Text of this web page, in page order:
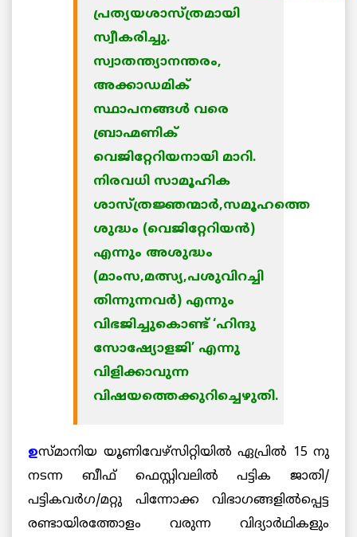
പ്രത്യയശാസ്ത്രമായി
സ്വീകരിച്ചു.
സ്വാതന്ത്യാനന്തരം,
അക്കാഡമിക്
സ്ഥാപനങ്ങള്‍ വരെ
ബ്രാഹ്മണിക്
വെജിറ്റേറിയനായി മാറി.
നിരവധി സാമൂഹിക
ശാസ്ത്രജ്ഞന്മാര്‍,സമൂഹത്തെ
ശുദ്ധം (വെജിറ്റേറിയന്‍)
എന്നും അശുദ്ധം
(മാംസ,മത്സ്യ,പശുവിറച്ചി
തിന്നുന്നവര്‍) എന്നും
വിഭജിച്ചുകൊണ്ട് ‘ഹിന്ദു
സോഷ്യോളജി’ എന്നു
വിളിക്കാവുന്ന
വിഷയത്തെക്കുറിച്ചെഴുതി.
ഉസ്മാനിയ യൂണിവേഴ്സിറ്റിയില്‍ ഏപ്രില്‍ 15 നു
നടന്ന ബീഫ് ഫെസ്റ്റിവലില്‍ പട്ടിക ജാതി/
പട്ടികവര്‍ഗ/മറ്റു പിന്നോക്ക വിഭാഗങ്ങളില്‍പ്പെട്ട
രണ്ടായിരത്തോളം വരുന്ന വിദ്യാര്‍ഥികളും